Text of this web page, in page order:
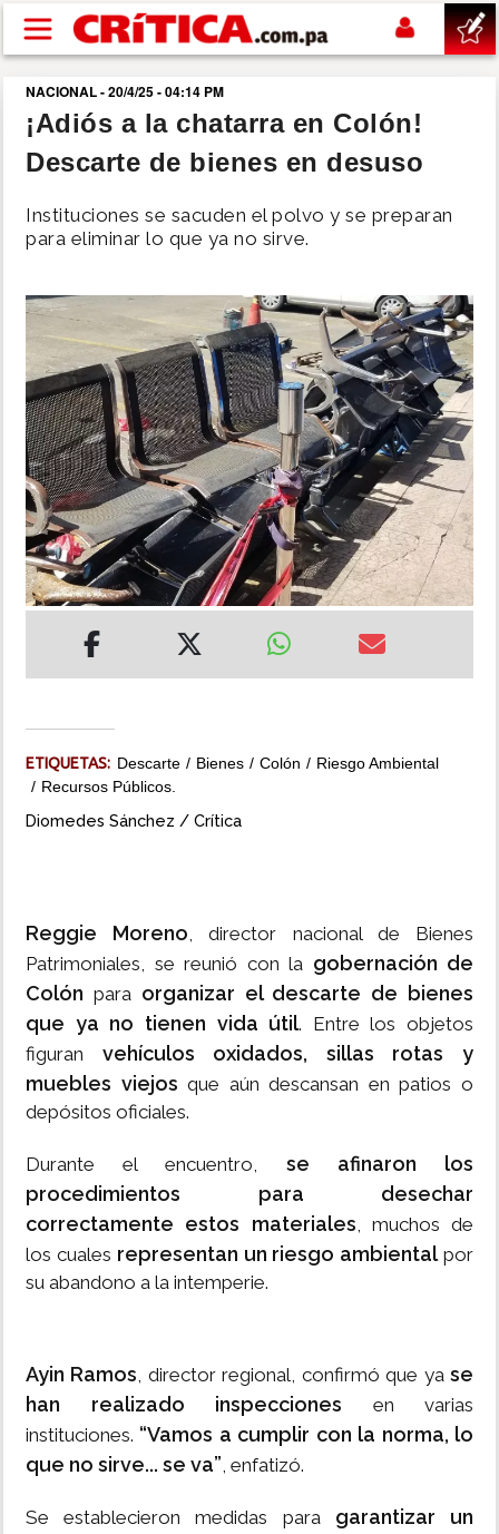
Pasar al contenido principal
buscar
SUCESOS
NACIONAL
DEPORTES
MUNDO
INSÓLITAS
MULTIMEDIA
NACIONAL - 20/4/25 - 04:14 PM
¡Adiós a la chatarra en Colón!
Descarte de bienes en desuso
Instituciones se sacuden el polvo y se preparan
para eliminar lo que ya no sirve.
ETIQUETAS: Descarte Bienes Colón
Riesgo Ambiental
Recursos Públicos.
Diomedes Sánchez / Crítica
Reggie Moreno, director nacional de Bienes
Patrimoniales, se reunió con la gobernación de
Colón para organizar el descarte de bienes
que ya no tienen vida útil. Entre los objetos
figuran vehículos oxidados, sillas rotas y
muebles viejos que aún descansan en patios o
depósitos oficiales.
Durante el encuentro, se afinaron los
procedimientos para desechar
correctamente estos materiales, muchos de
los cuales representan un riesgo ambientalpor
su abandono a la intemperie.
Ayin Ramos, director regional, confirmó que yase
han realizado inspecciones en varias
instituciones. “Vamos a cumplir con la norma, lo
que no sirve... se va”, enfatizó.
Se establecieron medidas para garantizar un